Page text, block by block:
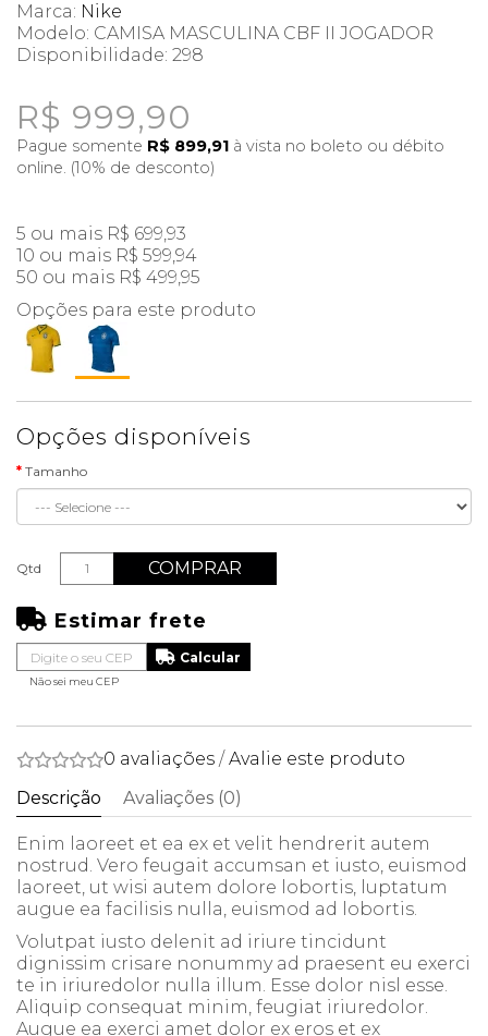
Marca: Nike
Modelo: CAMISA MASCULINA CBF II JOGADOR
Disponibilidade: 298
R$ 999,90
Pague somente R$ 899,91 à vista no boleto ou débito
online. (10% de desconto)
5 ou mais R$ 699,93
10 ou mais R$ 599,94
50 ou mais R$ 499,95
Opções para este produto
Opções disponíveis
Tamanho
Qtd COMPRAR
Estimar frete
Não sei meu CEP
0 avaliações /Avalie este produto
Descrição
Avaliações (0)
Enim laoreet et ea ex et velit hendrerit autem
nostrud. Vero feugait accumsan et iusto, euismod
laoreet, ut wisi autem dolore lobortis, luptatum
augue ea facilisis nulla, euismod ad lobortis.
Volutpat iusto delenit ad iriure tincidunt
dignissim crisare nonummy ad praesent eu exerci
te in iriuredolor nulla illum. Esse dolor nisl esse.
Aliquip consequat minim, feugiat iriuredolor.
Augue ea exerci amet dolor ex eros et ex